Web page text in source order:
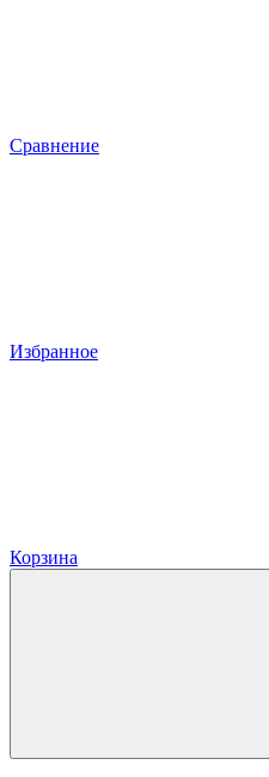
Сравнение
Избранное
Корзина